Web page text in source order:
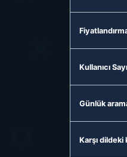
Kullanıcı
Günlük arama
Karşı dildeki